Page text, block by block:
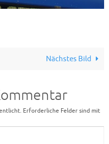
Nächstes Bild
Erforderliche Felder sind mit